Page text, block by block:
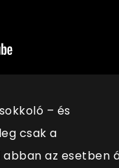
– és
csak a
az esetben